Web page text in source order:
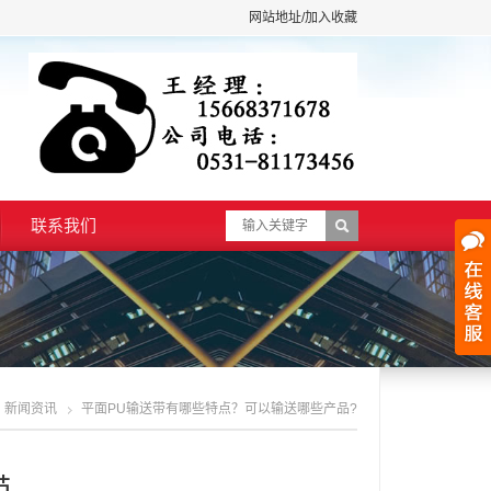
网站地址/加入收藏
联系我们
新闻资讯 平面PU输送带有哪些特点？可以输送哪些产品?